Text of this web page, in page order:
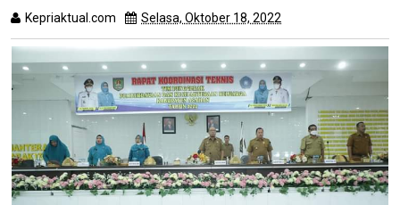
Kepriaktual.com Selasa, Oktober 18, 2022